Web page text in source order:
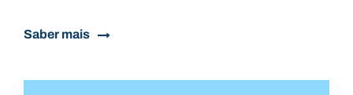
Saber mais